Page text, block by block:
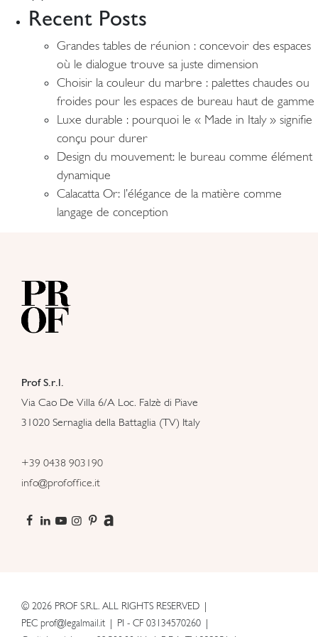
Recent Posts
Grandes tables de réunion : concevoir des espaces
où le dialogue trouve sa juste dimension
Choisir la couleur du marbre : palettes chaudes ou
froides pour les espaces de bureau haut de gamme
Luxe durable : pourquoi le « Made in Italy » signifie
conçu pour durer
Design du mouvement: le bureau comme élément
dynamique
Calacatta Or: l’élégance de la matière comme
langage de conception
Prof S.r.l.
Via Cao De Villa 6/A Loc. Falzè di Piave
31020 Sernaglia della Battaglia (TV) Italy
+39 0438 903190
info@profoffice.it
© 2026 PROF S.R.L. ALL RIGHTS RESERVED
PEC prof@legalmail.it
PI - CF 03134570260